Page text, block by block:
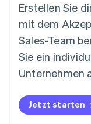
Erstellen Sie
mit dem
Sales-Team
Sie ein
Unternehmen
Jetzt starten
Niederlande
Nederlands
English
Österreich
Deutsch
Polen
Portugal
Português